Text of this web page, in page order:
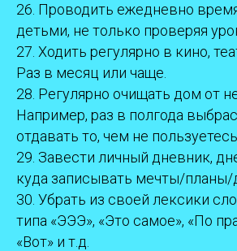
26. Проводить ежедневно
детьми, не только проверяя
27. Ходить регулярно в кино,
Раз в месяц или чаще.
28. Регулярно очищать дом от
Например, раз в полгода
отдавать то, чем не пользуетесь.
29. Завести личный дневник,
куда записывать мечты/планы/
30. Убрать из своей лексики
типа «ЭЭЭ», «Это самое», «По
«Вот» и т.д.